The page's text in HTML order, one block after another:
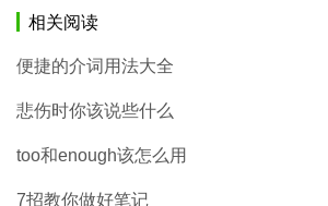
相关阅读
便捷的介词用法大全
悲伤时你该说些什么
too和enough该怎么用
7招教你做好笔记